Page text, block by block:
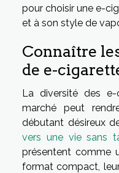
pour choisir une e-
et à son style de
Connaître
de e-
La diversité des e-
marché peut
débutant désireux
vers une vie sans
présentent comme
format compact,